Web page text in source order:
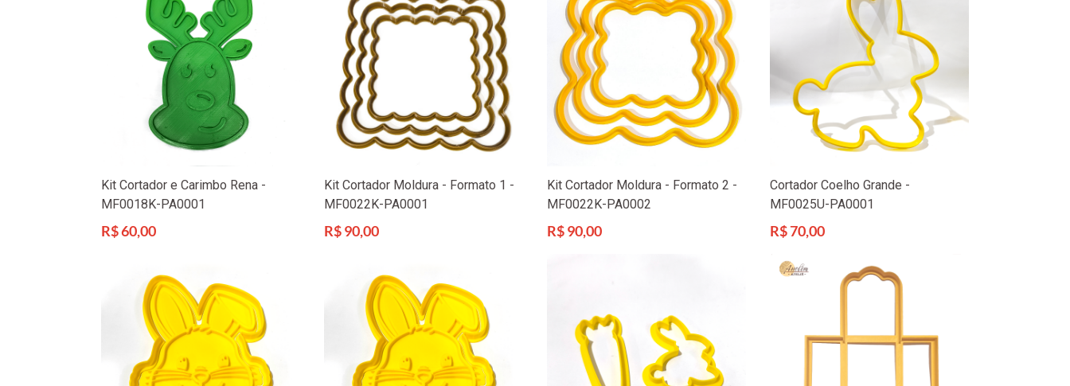
Kit Cortador e Carimbo Rena -
MF0018K-PA0001
Preço
R$ 60,00
Kit Cortador Moldura - Formato 1 -
MF0022K-PA0001
Preço
R$ 90,00
Kit Cortador Moldura - Formato 2 -
MF0022K-PA0002
Preço
R$ 90,00
Cortador Coelho Grande -
MF0025U-PA0001
Preço
R$ 70,00